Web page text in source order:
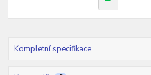
Kompletní specifikace